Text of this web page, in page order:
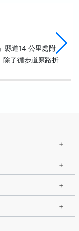
縣道14 公里處附
除了循步道原路折